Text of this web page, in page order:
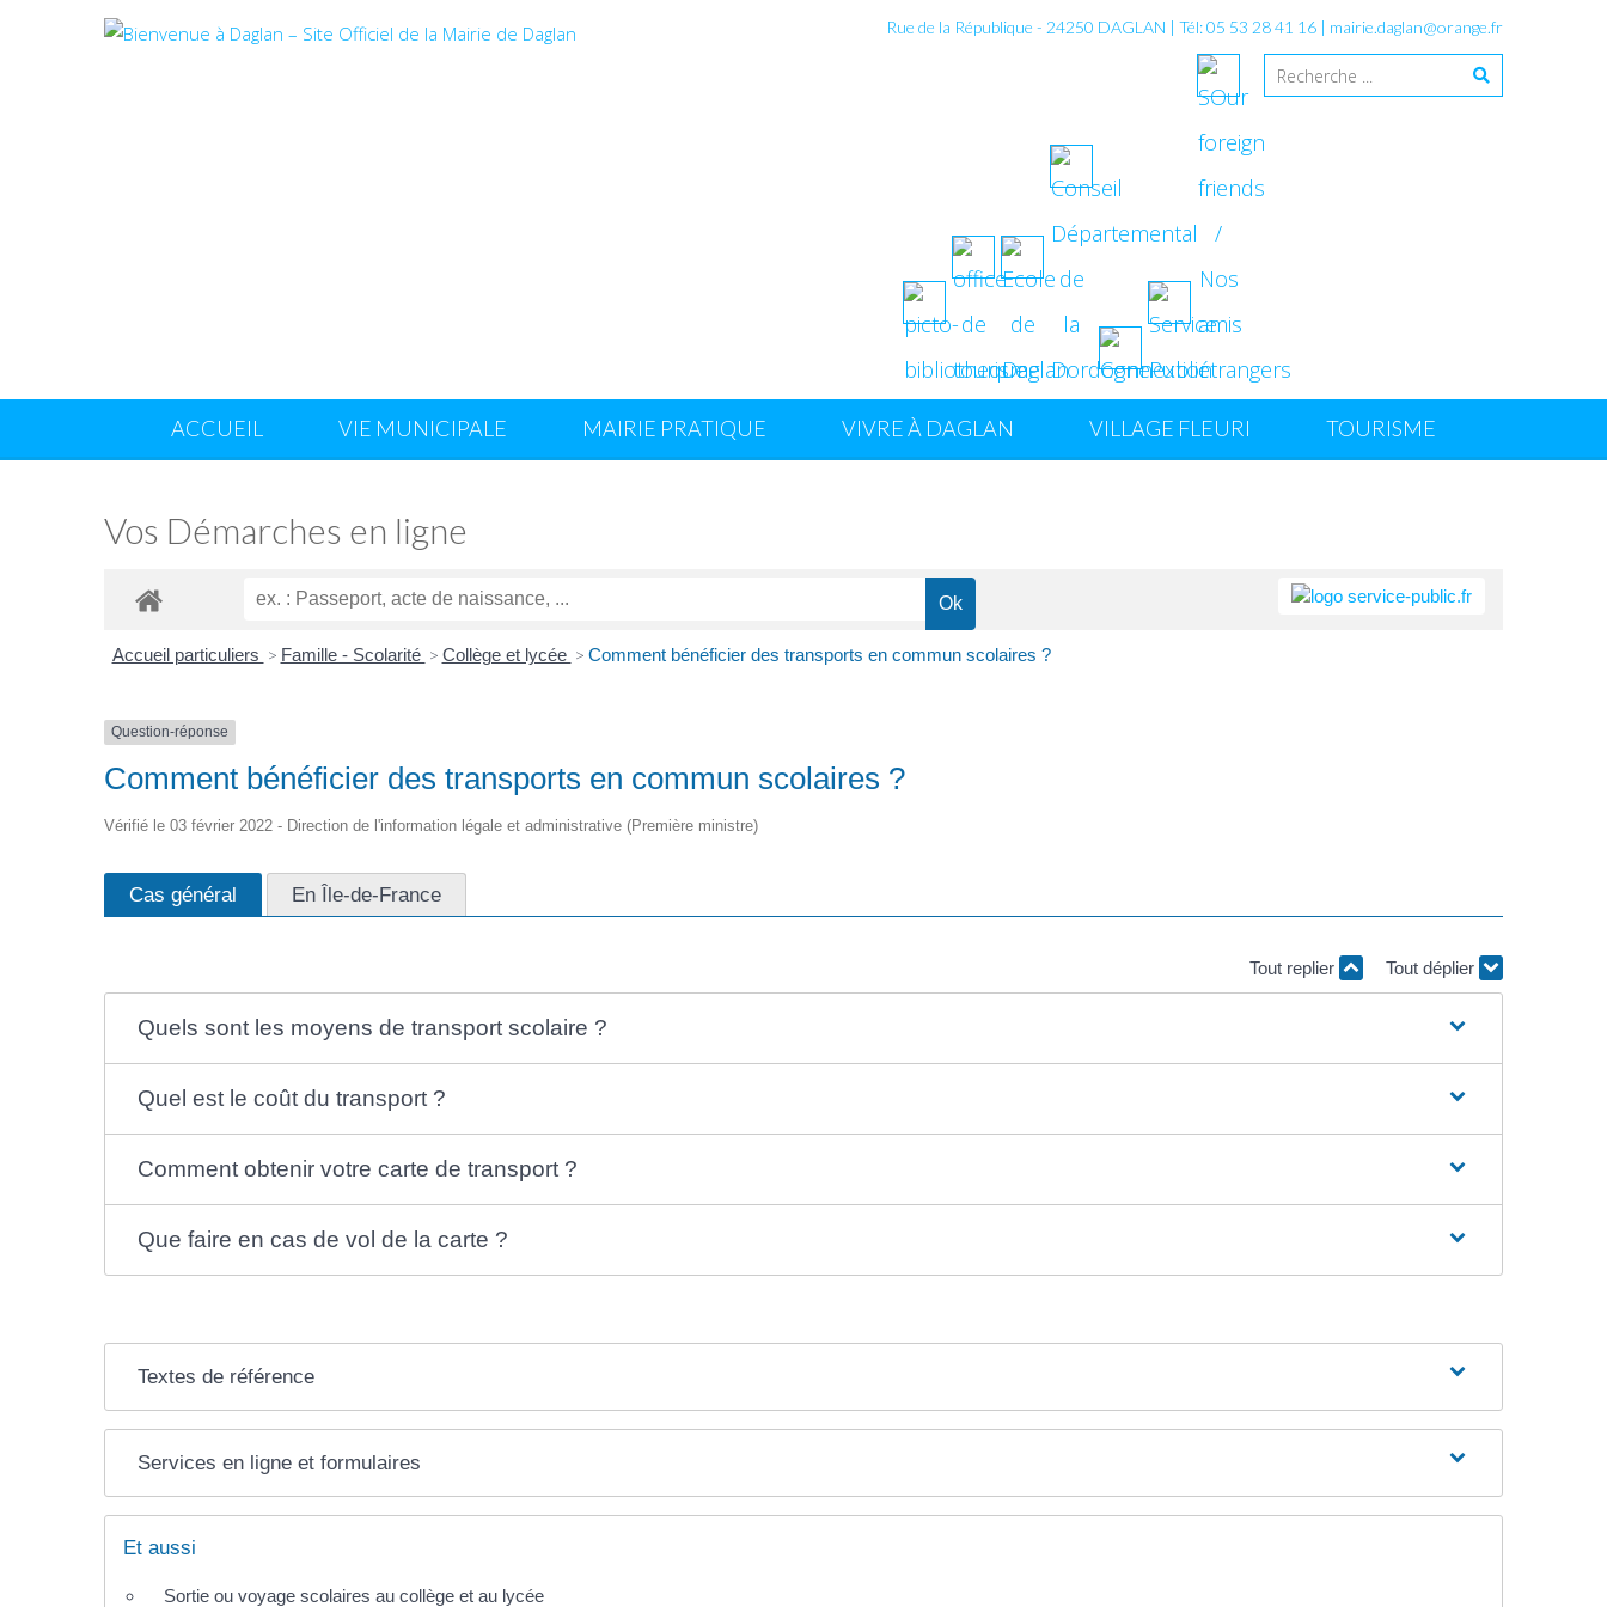
Rue de la République - 24250 DAGLAN | Tél: 05 53 28 41 16 | mairie.daglan@orange.fr
ACCUEIL VIE MUNICIPALE MAIRIE PRATIQUE VIVRE À DAGLAN VILLAGE FLEURI TOURISME
Vos Démarches en ligne
Accueil particuliers > Famille - Scolarité > Collège et lycée > Comment bénéficier des transports en commun scolaires ?
Question-réponse
Comment bénéficier des transports en commun scolaires ?
Vérifié le 03 février 2022 - Direction de l'information légale et administrative (Première ministre)
Cas général En Île-de-France
Tout replier Tout déplier
Quels sont les moyens de transport scolaire ?
Quel est le coût du transport ?
Comment obtenir votre carte de transport ?
Que faire en cas de vol de la carte ?
Textes de référence
Services en ligne et formulaires
Et aussi
Sortie ou voyage scolaires au collège et au lycée